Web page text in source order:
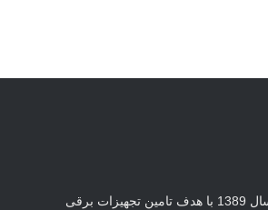
فروشگاه الگاکالا در سال 1389 با هدف تامین تجهیزات برقی